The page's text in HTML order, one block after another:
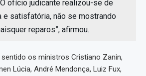
ofício judicante realizou-se de
e satisfatória, não se mostrando
reparos”, afirmou.
os ministros Cristiano Zanin,
Lúcia, André Mendonça, Luiz Fux,